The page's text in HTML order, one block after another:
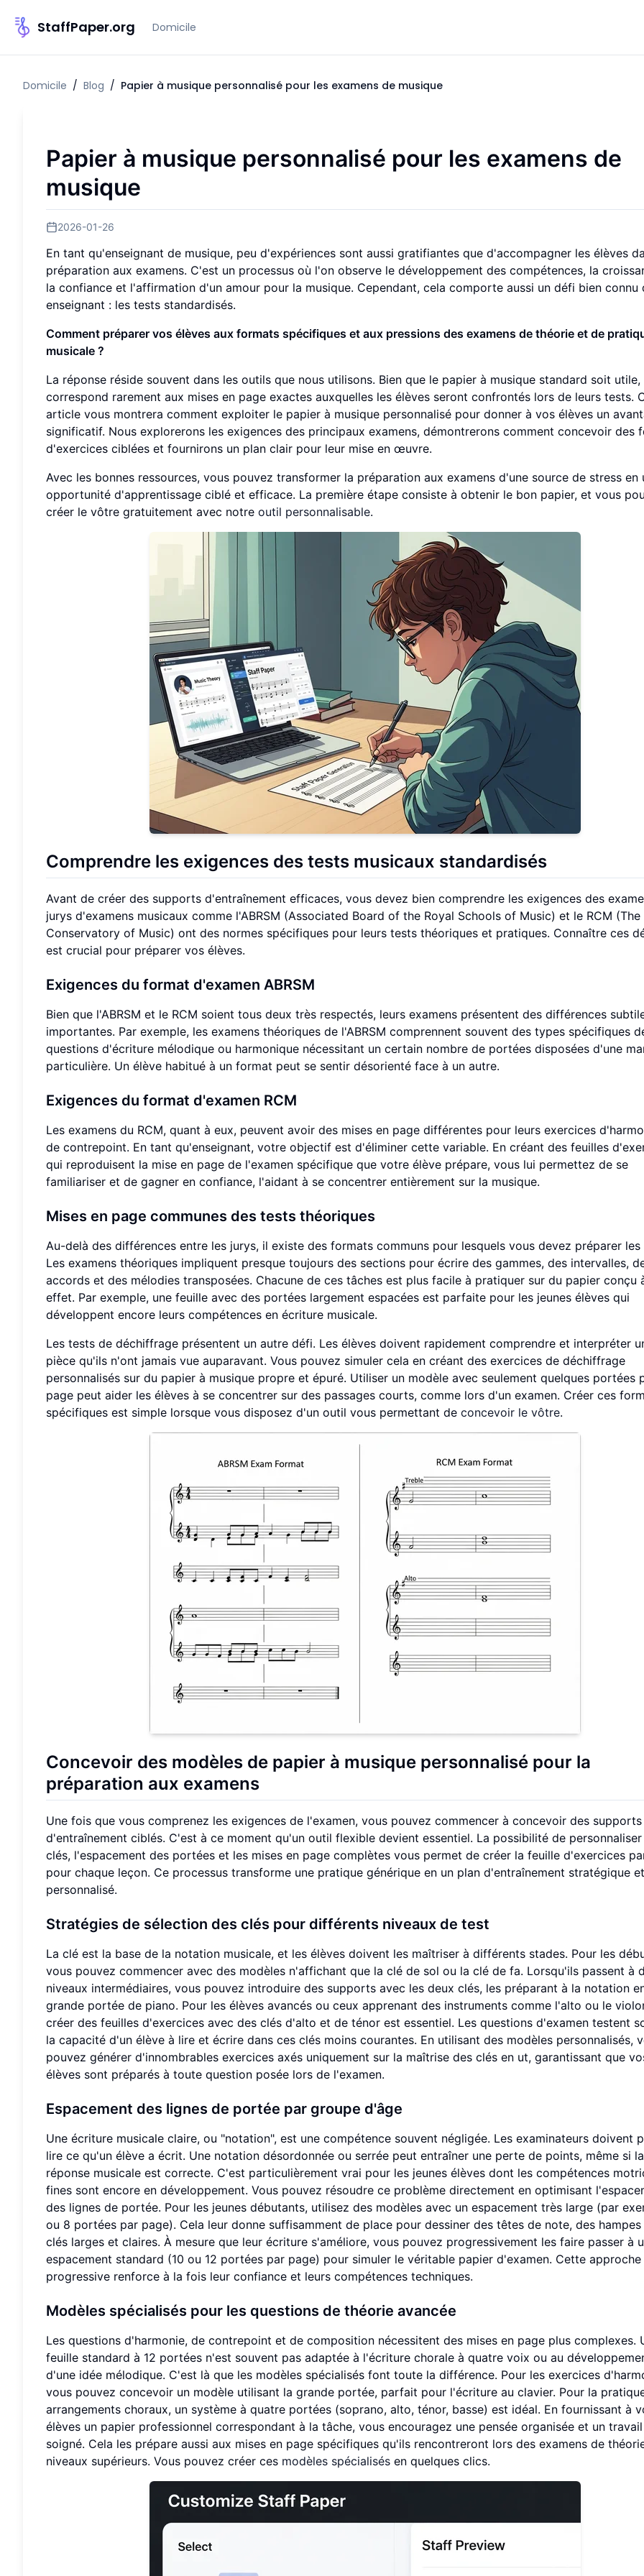
StaffPaper.org Domicile
Domicile / Blog / Papier à musique personnalisé pour les examens de musique
Papier à musique personnalisé pour les examens de
musique
2026-01-26
En tant qu'enseignant de musique, peu d'expériences sont aussi gratifiantes que d'accompagner les élèves
préparation aux examens. C'est un processus où l'on observe le développement des compétences, la
la confiance et l'affirmation d'un amour pour la musique. Cependant, cela comporte aussi un défi bien connu
enseignant : les tests standardisés.
Comment préparer vos élèves aux formats spécifiques et aux pressions des examens de théorie et de
musicale ?
La réponse réside souvent dans les outils que nous utilisons. Bien que le papier à musique standard soit utile,
correspond rarement aux mises en page exactes auxquelles les élèves seront confrontés lors de leurs tests.
article vous montrera comment exploiter le papier à musique personnalisé pour donner à vos élèves un
significatif. Nous explorerons les exigences des principaux examens, démontrerons comment concevoir des
d'exercices ciblées et fournirons un plan clair pour leur mise en œuvre.
Avec les bonnes ressources, vous pouvez transformer la préparation aux examens d'une source de stress en
opportunité d'apprentissage ciblé et efficace. La première étape consiste à obtenir le bon papier, et vous
créer le vôtre gratuitement avec notre outil personnalisable.
Comprendre les exigences des tests musicaux standardisés
Avant de créer des supports d'entraînement efficaces, vous devez bien comprendre les exigences des
jurys d'examens musicaux comme l'ABRSM (Associated Board of the Royal Schools of Music) et le RCM (The
Conservatory of Music) ont des normes spécifiques pour leurs tests théoriques et pratiques. Connaître ces
est crucial pour préparer vos élèves.
Exigences du format d'examen ABRSM
Bien que l'ABRSM et le RCM soient tous deux très respectés, leurs examens présentent des différences
importantes. Par exemple, les examens théoriques de l'ABRSM comprennent souvent des types spécifiques
questions d'écriture mélodique ou harmonique nécessitant un certain nombre de portées disposées d'une
particulière. Un élève habitué à un format peut se sentir désorienté face à un autre.
Exigences du format d'examen RCM
Les examens du RCM, quant à eux, peuvent avoir des mises en page différentes pour leurs exercices
de contrepoint. En tant qu'enseignant, votre objectif est d'éliminer cette variable. En créant des feuilles
qui reproduisent la mise en page de l'examen spécifique que votre élève prépare, vous lui permettez de se
familiariser et de gagner en confiance, l'aidant à se concentrer entièrement sur la musique.
Mises en page communes des tests théoriques
Au-delà des différences entre les jurys, il existe des formats communs pour lesquels vous devez préparer les
Les examens théoriques impliquent presque toujours des sections pour écrire des gammes, des intervalles,
accords et des mélodies transposées. Chacune de ces tâches est plus facile à pratiquer sur du papier conçu
effet. Par exemple, une feuille avec des portées largement espacées est parfaite pour les jeunes élèves qui
développent encore leurs compétences en écriture musicale.
Les tests de déchiffrage présentent un autre défi. Les élèves doivent rapidement comprendre et interpréter
pièce qu'ils n'ont jamais vue auparavant. Vous pouvez simuler cela en créant des exercices de déchiffrage
personnalisés sur du papier à musique propre et épuré. Utiliser un modèle avec seulement quelques portées
page peut aider les élèves à se concentrer sur des passages courts, comme lors d'un examen. Créer ces
spécifiques est simple lorsque vous disposez d'un outil vous permettant de concevoir le vôtre.
Concevoir des modèles de papier à musique personnalisé pour la
préparation aux examens
Une fois que vous comprenez les exigences de l'examen, vous pouvez commencer à concevoir des supports
d'entraînement ciblés. C'est à ce moment qu'un outil flexible devient essentiel. La possibilité de personnaliser
clés, l'espacement des portées et les mises en page complètes vous permet de créer la feuille d'exercices
pour chaque leçon. Ce processus transforme une pratique générique en un plan d'entraînement stratégique et
personnalisé.
Stratégies de sélection des clés pour différents niveaux de test
La clé est la base de la notation musicale, et les élèves doivent les maîtriser à différents stades. Pour les
vous pouvez commencer avec des modèles n'affichant que la clé de sol ou la clé de fa. Lorsqu'ils passent à
niveaux intermédiaires, vous pouvez introduire des supports avec les deux clés, les préparant à la notation
grande portée de piano. Pour les élèves avancés ou ceux apprenant des instruments comme l'alto ou le
créer des feuilles d'exercices avec des clés d'alto et de ténor est essentiel. Les questions d'examen testent
la capacité d'un élève à lire et écrire dans ces clés moins courantes. En utilisant des modèles personnalisés,
pouvez générer d'innombrables exercices axés uniquement sur la maîtrise des clés en ut, garantissant que
élèves sont préparés à toute question posée lors de l'examen.
Espacement des lignes de portée par groupe d'âge
Une écriture musicale claire, ou "notation", est une compétence souvent négligée. Les examinateurs doivent
lire ce qu'un élève a écrit. Une notation désordonnée ou serrée peut entraîner une perte de points, même si la
réponse musicale est correcte. C'est particulièrement vrai pour les jeunes élèves dont les compétences
fines sont encore en développement. Vous pouvez résoudre ce problème directement en optimisant
des lignes de portée. Pour les jeunes débutants, utilisez des modèles avec un espacement très large (par
ou 8 portées par page). Cela leur donne suffisamment de place pour dessiner des têtes de note, des
clés larges et claires. À mesure que leur écriture s'améliore, vous pouvez progressivement les faire passer à
espacement standard (10 ou 12 portées par page) pour simuler le véritable papier d'examen. Cette approche
progressive renforce à la fois leur confiance et leurs compétences techniques.
Modèles spécialisés pour les questions de théorie avancée
Les questions d'harmonie, de contrepoint et de composition nécessitent des mises en page plus complexes.
feuille standard à 12 portées n'est souvent pas adaptée à l'écriture chorale à quatre voix ou au
d'une idée mélodique. C'est là que les modèles spécialisés font toute la différence. Pour les exercices
vous pouvez concevoir un modèle utilisant la grande portée, parfait pour l'écriture au clavier. Pour la
arrangements choraux, un système à quatre portées (soprano, alto, ténor, basse) est idéal. En fournissant à
élèves un papier professionnel correspondant à la tâche, vous encouragez une pensée organisée et un travail
soigné. Cela les prépare aussi aux mises en page spécifiques qu'ils rencontreront lors des examens de
niveaux supérieurs. Vous pouvez créer ces modèles spécialisés en quelques clics.